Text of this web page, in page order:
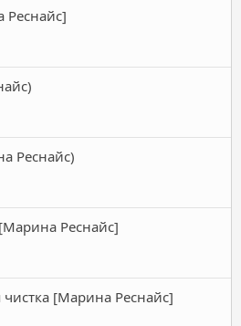
Реснайс)
Реснайс]
[Марина Реснайс]